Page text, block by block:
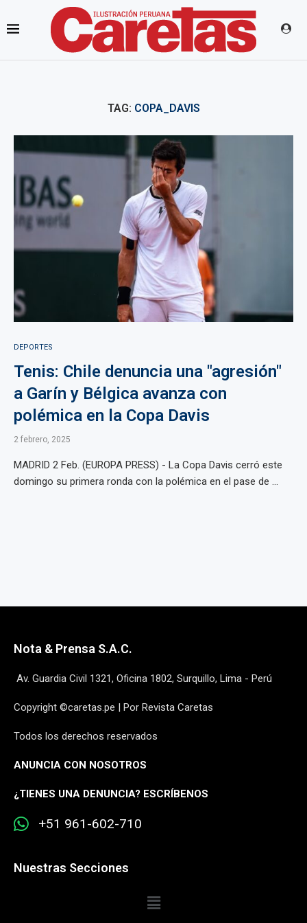
TAG: COPA_DAVIS
DEPORTES
Tenis: Chile denuncia una "agresión"
a Garín y Bélgica avanza con
polémica en la Copa Davis
2 febrero, 2025
MADRID 2 Feb. (EUROPA PRESS) - La Copa Davis cerró este
domingo su primera ronda con la polémica en el pase de ...
Nota & Prensa S.A.C.
Av. Guardia Civil 1321, Oficina 1802, Surquillo, Lima - Perú
Copyright ©caretas.pe | Por Revista Caretas
Todos los derechos reservados
ANUNCIA CON NOSOTROS
¿TIENES UNA DENUNCIA? ESCRÍBENOS
+51 961-602-710
Nuestras Secciones